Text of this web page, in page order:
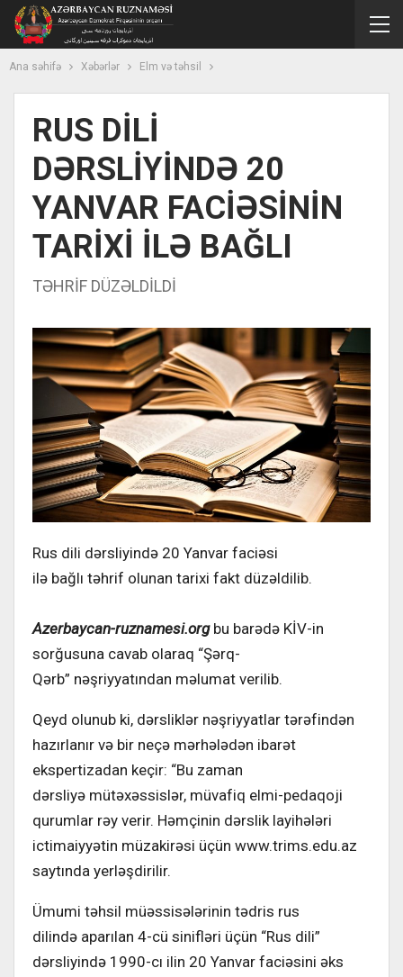
Ana səhifə Xəbərlər Elm və təhsil
RUS DİLİ
DƏRSLİYİNDƏ 20
YANVAR FACİƏSİNİN
TARİXİ İLƏ BAĞLI
TƏHRİF DÜZƏLDİLDİ
Rus dili dərsliyində 20 Yanvar faciəsi
ilə bağlı təhrif olunan tarixi fakt düzəldilib.
Azerbaycan-ruznamesi.org bu barədə KİV-in
sorğusuna cavab olaraq “Şərq-
Qərb” nəşriyyatından məlumat verilib.
Qeyd olunub ki, dərsliklər nəşriyyatlar tərəfindən
hazırlanır və bir neçə mərhələdən ibarət
ekspertizadan keçir: “Bu zaman
dərsliyə mütəxəssislər, müvafiq elmi-pedaqoji
qurumlar rəy verir. Həmçinin dərslik layihələri
ictimaiyyətin müzakirəsi üçün www.trims.edu.az
saytında yerləşdirilir.
Ümumi təhsil müəssisələrinin tədris rus
dilində aparılan 4-cü sinifləri üçün “Rus dili”
dərsliyində 1990-cı ilin 20 Yanvar faciəsini əks